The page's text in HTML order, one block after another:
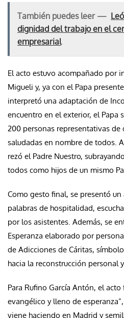
También puedes leer —
dignidad del trabajo en el
empresarial
El acto estuvo acompañado por
Migueli y, ya con el Papa
interpretó una adaptación de
encuentro en el exterior, el Papa
200 personas representativas
saludadas en nombre de todos.
rezó el Padre Nuestro,
todos como hijos de un mismo
Como gesto final, se presentó
palabras de hospitalidad,
por los asistentes. Además, se
Esperanza elaborado por
de Adicciones de Cáritas,
hacia la reconstrucción personal
Para Rufino García Antón, el
evangélico y lleno de
viene haciendo en Madrid y